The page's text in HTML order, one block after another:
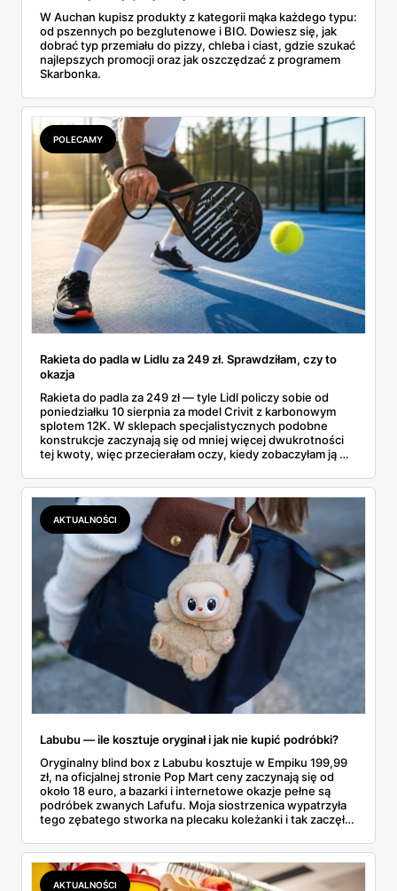
W Auchan kupisz produkty z kategorii mąka każdego typu:
od pszennych po bezglutenowe i BIO. Dowiesz się, jak
dobrać typ przemiału do pizzy, chleba i ciast, gdzie szukać
najlepszych promocji oraz jak oszczędzać z programem
Skarbonka.
POLECAMY
Rakieta do padla w Lidlu za 249 zł. Sprawdziłam, czy to
okazja
Rakieta do padla za 249 zł — tyle Lidl policzy sobie od
poniedziałku 10 sierpnia za model Crivit z karbonowym
splotem 12K. W sklepach specjalistycznych podobne
konstrukcje zaczynają się od mniej więcej dwukrotności
tej kwoty, więc przecierałam oczy, kiedy zobaczyłam ją w
najszybciej rosnący sport w Polsce: kortów przybywa
lawinowo, a chętnych jeszcze szybciej. Sprawdziłam, co
dokładnie dostajemy za te pieniądze i komu taka rakieta
faktycznie wystarczy.
AKTUALNOŚCI
Labubu — ile kosztuje oryginał i jak nie kupić podróbki?
Oryginalny blind box z Labubu kosztuje w Empiku 199,99
zł, na oficjalnej stronie Pop Mart ceny zaczynają się od
około 18 euro, a bazarki i internetowe okazje pełne są
podróbek zwanych Lafufu. Moja siostrzenica wypatrzyła
tego zębatego stworka na plecaku koleżanki i tak zaczęło
kosztuje i po czym poznać, że sprzedawca nie wciska nam
podróbki. Spisałam wszystko, czego się dowiedziałam —
łącznie z jedną wpadką, o której za chwilę.
AKTUALNOŚCI